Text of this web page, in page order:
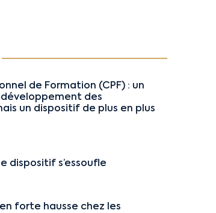
de Formation (CPF) : un
développement des
un dispositif de plus en plus
dispositif s’essoufle
forte hausse chez les